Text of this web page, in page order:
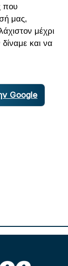
που
μας,
μέχρι
και να
Google